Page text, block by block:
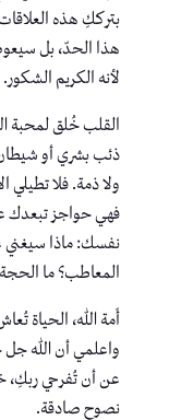
بترككِ هذه
هذا الحدّ، بل
لأنه الكريم الشكور.
القلب خُلق لمحبة
ذئب بشري أو
ولا ذمة. فلا تطيلي
فهي حواجز تبعدك
نفسك: ماذا سيغني
المعاطب؟ ما الحجة
أَمة الله، الحياة
واعلمي أن الله جل
عن أن تُفرحي ربكِ،
نصوح صادقة.